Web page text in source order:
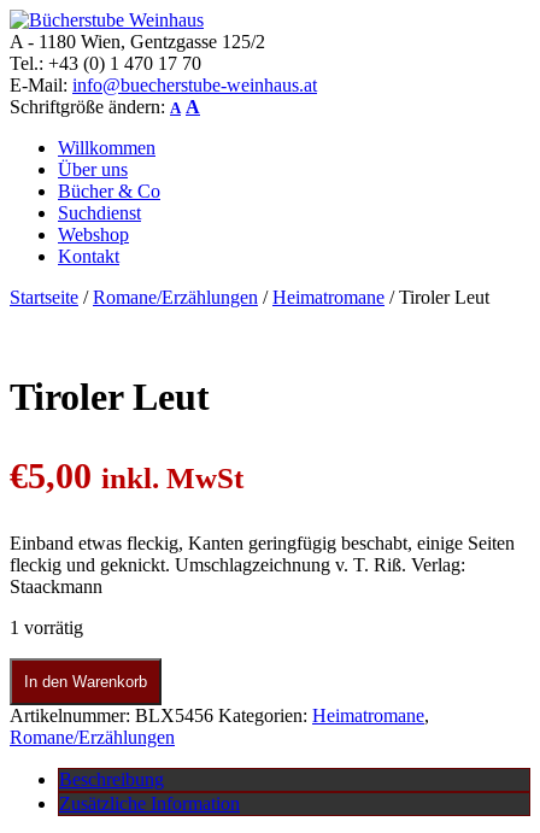
Bücherstube Weinhaus
Verkauf von seltenen antiquarischen und alten, teilweise noch
verlagsneuen Bücher.
A - 1180 Wien, Gentzgasse 125/2
Tel.: +43 (0) 1 470 17 70
E-Mail: info@buecherstube-weinhaus.at
Schriftgröße ändern: A A
Willkommen
Über uns
Bücher & Co
Suchdienst
Webshop
Kontakt
Startseite /Romane/Erzählungen /Heimatromane / Tiroler Leut
Tiroler Leut
€5,00 inkl. MwSt
Einband etwas fleckig, Kanten geringfügig beschabt, einige Seiten
fleckig und geknickt. Umschlagzeichnung v. T. Riß. Verlag:
Staackmann
1 vorrätig
In den Warenkorb
Artikelnummer: BLX5456 Kategorien: Heimatromane,
Romane/Erzählungen
Beschreibung
Zusätzliche Information